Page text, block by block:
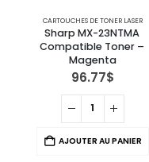
CARTOUCHES DE TONER LASER
Sharp MX-23NTMA
Compatible Toner –
Magenta
96.77$
AJOUTER AU PANIER